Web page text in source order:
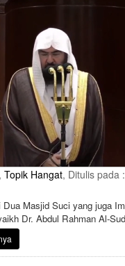
, Topik Hangat, Ditulis pada
Dua Masjid Suci yang juga
Dr. Abdul Rahman Al-
kepada para jamaah umrah
sepuluh hari